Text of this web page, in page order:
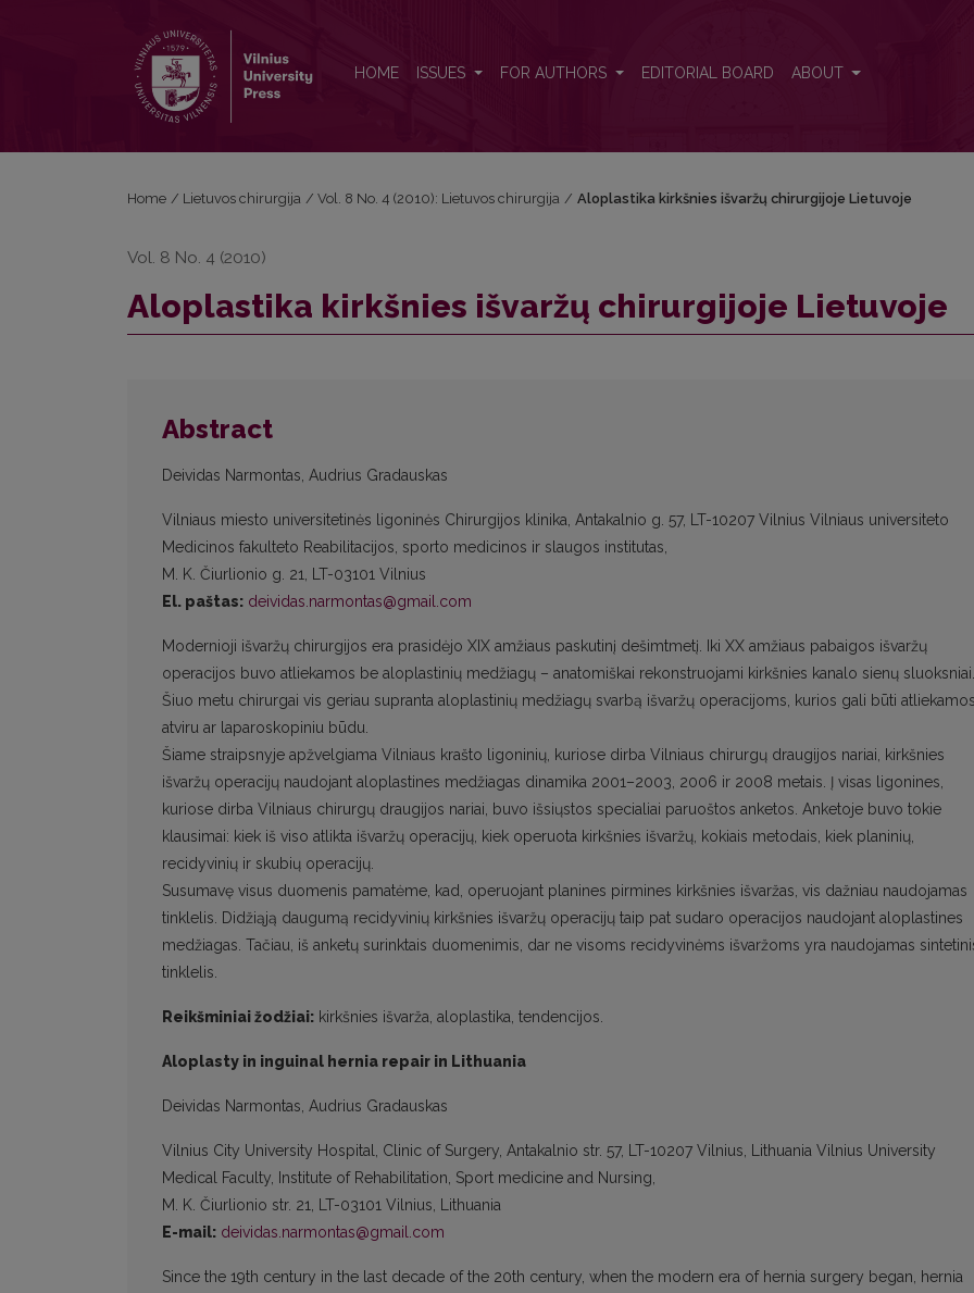
HOME ISSUES FOR AUTHORS EDITORIAL BOARD ABOUT
Home / Lietuvos chirurgija / Vol. 8 No. 4 (2010): Lietuvos chirurgija / Aloplastika kirkšnies išvaržų chirurgijoje Lietuvoje
Vol. 8 No. 4 (2010)
Aloplastika kirkšnies išvaržų chirurgijoje Lietuvoje
Abstract
Deividas Narmontas, Audrius Gradauskas
Vilniaus miesto universitetinės ligoninės Chirurgijos klinika, Antakalnio g. 57, LT-10207 Vilnius Vilniaus universiteto
Medicinos fakulteto Reabilitacijos, sporto medicinos ir slaugos institutas,
M. K. Čiurlionio g. 21, LT-03101 Vilnius
El. paštas: deividas.narmontas@gmail.com
Modernioji išvaržų chirurgijos era prasidėjo XIX amžiaus paskutinį dešimtmetį. Iki XX amžiaus pabaigos išvaržų
operacijos buvo atliekamos be aloplastinių medžiagų – anatomiškai rekonstruojami kirkšnies kanalo sienų sluoksniai.
Šiuo metu chirurgai vis geriau supranta aloplastinių medžiagų svarbą išvaržų operacijoms, kurios gali būti
atviru ar laparoskopiniu būdu.
Šiame straipsnyje apžvelgiama Vilniaus krašto ligoninių, kuriose dirba Vilniaus chirurgų draugijos nariai, kirkšnies
išvaržų operacijų naudojant aloplastines medžiagas dinamika 2001–2003, 2006 ir 2008 metais. Į visas ligonines,
kuriose dirba Vilniaus chirurgų draugijos nariai, buvo išsiųstos specialiai paruoštos anketos. Anketoje buvo tokie
klausimai: kiek iš viso atlikta išvaržų operacijų, kiek operuota kirkšnies išvaržų, kokiais metodais, kiek planinių,
recidyvinių ir skubių operacijų.
Susumavę visus duomenis pamatėme, kad, operuojant planines pirmines kirkšnies išvaržas, vis dažniau naudojamas
tinklelis. Didžiąją daugumą recidyvinių kirkšnies išvaržų operacijų taip pat sudaro operacijos naudojant aloplastines
medžiagas. Tačiau, iš anketų surinktais duomenimis, dar ne visoms recidyvinėms išvaržoms yra naudojamas
tinklelis.
Reikšminiai žodžiai: kirkšnies išvarža, aloplastika, tendencijos.
Aloplasty in inguinal hernia repair in Lithuania
Deividas Narmontas, Audrius Gradauskas
Vilnius City University Hospital, Clinic of Surgery, Antakalnio str. 57, LT-10207 Vilnius, Lithuania Vilnius University
Medical Faculty, Institute of Rehabilitation, Sport medicine and Nursing,
M. K. Čiurlionio str. 21, LT-03101 Vilnius, Lithuania
E-mail: deividas.narmontas@gmail.com
Since the 19th century in the last decade of the 20th century, when the modern era of hernia surgery began, hernia